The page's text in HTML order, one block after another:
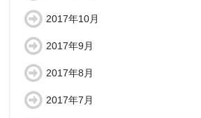
2017年10月
2017年9月
2017年8月
2017年7月